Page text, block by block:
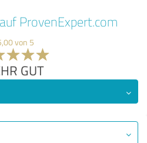
ProvenExpert.com
von 5
GUT